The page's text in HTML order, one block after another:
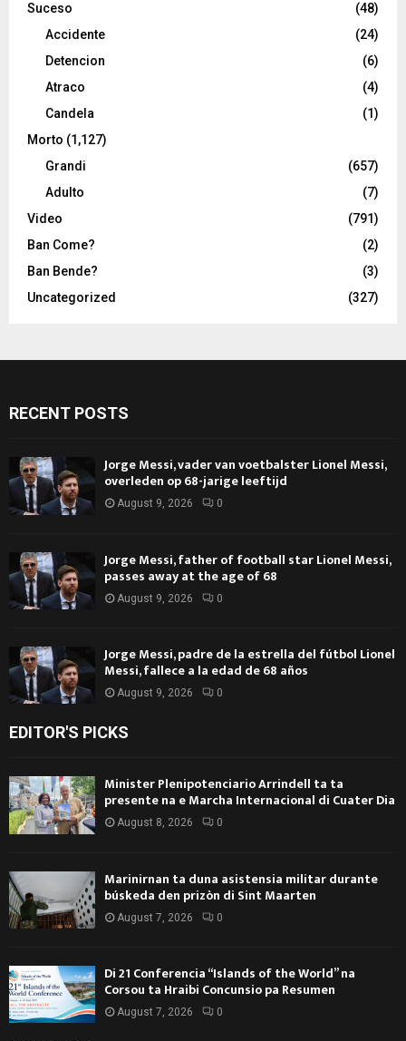
Suceso
(48)
Accidente
(24)
Detencion
(6)
Atraco
(4)
Candela
(1)
Morto (1,127)
Grandi
(657)
Adulto
(7)
Video
(791)
Ban Come?
(2)
Ban Bende?
(3)
Uncategorized
(327)
RECENT POSTS
Jorge Messi, vader van voetbalster Lionel Messi,
overleden op 68-jarige leeftijd
August 9, 2026 0
Jorge Messi, father of football star Lionel Messi,
passes away at the age of 68
August 9, 2026 0
Jorge Messi, padre de la estrella del fútbol Lionel
Messi, fallece a la edad de 68 años
August 9, 2026 0
EDITOR'S PICKS
Minister Plenipotenciario Arrindell ta ta
presente na e Marcha Internacional di Cuater Dia
August 8, 2026 0
Marinirnan ta duna asistensia militar durante
búskeda den prizòn di Sint Maarten
August 7, 2026 0
Di 21 Conferencia “Islands of the World” na
Corsou ta Hraibi Concunsio pa Resumen
August 7, 2026 0